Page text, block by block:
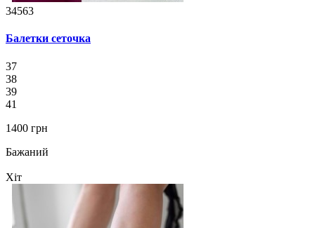
34563
Балетки сеточка
37
38
39
41
1400 грн
Бажаний
Хіт